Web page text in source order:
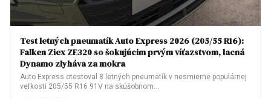
Test letných pneumatík Auto Express 2026 (205/55 R16):
Falken Ziex ZE320 so šokujúcim prvým víťazstvom, lacná
Dynamo zlyháva za mokra
Auto Express otestoval 8 letných pneumatík v nesmierne populárnej
veľkosti 205/55 R16 91V na skúšobnom…